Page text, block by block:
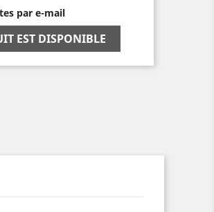
par e-mail
EST DISPONIBLE